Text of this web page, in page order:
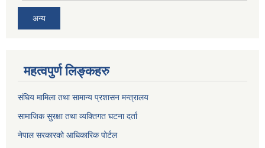
अन्य
महत्वपुर्ण लिङ्कहरु
संघिय मामिला तथा सामान्य प्रशासन मन्त्रालय
सामाजिक सुरक्षा तथा व्यक्तिगत घटना दर्ता
नेपाल सरकारको आधिकारिक पोर्टल